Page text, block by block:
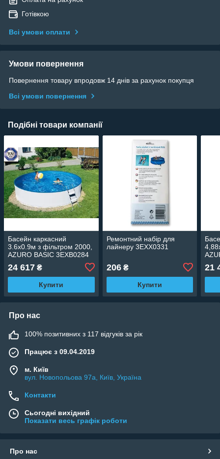
Готівкою
Всі умови оплати
Умови повернення
Повернення товару впродовж 14 днів за рахунок покупця
Всі умови повернення
Подібні товари компанії
Басейн каркасний
3.6х0.9м з фільтром 2000,
AZURO BASIC 3EXB0284
24 617 ₴
Купити
Ремонтний набір для
лайнеру 3EXX0331
206₴
Купити
21
Про нас
100% позитивних з 117 відгуків за рік
Працює з 09.04.2019
м. Київ
вул. Новопольова 97а, Київ, Україна
Контакти
Сьогодні вихідний
Показати весь графік роботи
Про нас